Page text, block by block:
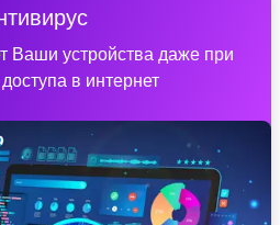
Ваши устройства даже при
в интернет